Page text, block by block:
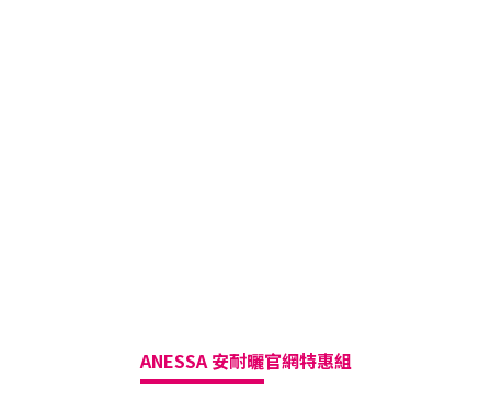
ANESSA 安耐曬官網特惠組